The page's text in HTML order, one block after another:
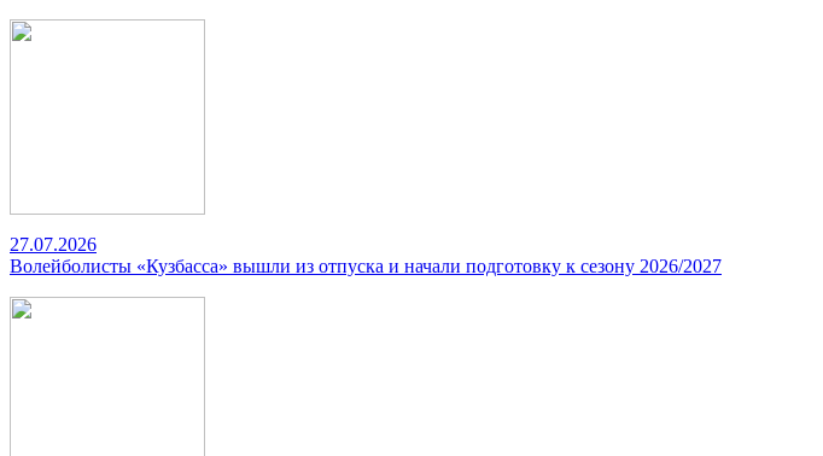
27.07.2026
Волейболисты «Кузбасса» вышли из отпуска и начали подготовку к сезону 2026/2027